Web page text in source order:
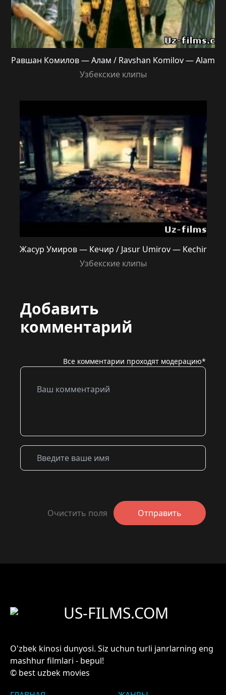
Равшан Комилов — Алам / Ravshan Komilov — Alam
Узбекские клипы
Жасур Умиров — Кечир / Jasur Umirov — Kechir
Узбекские клипы
Добавить
комментарий
Все комментарии проходят модерацию*
Очистить поля Отправить
US-FILMS.COM
O'zbek kinosi dunyosi. Siz uchun turli janrlarning eng
mashhur filmlari - bepul!
© best uzbek movies